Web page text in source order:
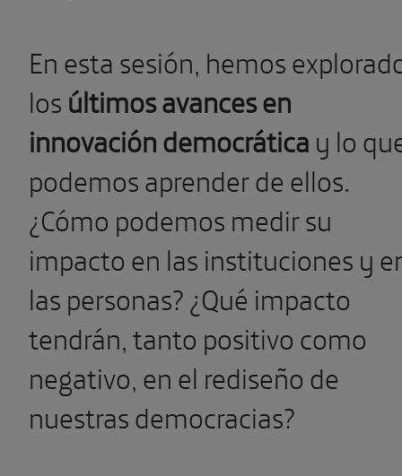
En esta sesión, hemos
losúltimos avances en
innovación democráticay lo
podemos aprender de ellos.
¿Cómo podemos medir su
impacto en las instituciones y
las personas? ¿Qué impacto
tendrán, tanto positivo como
negativo, en el rediseño de
nuestras democracias?